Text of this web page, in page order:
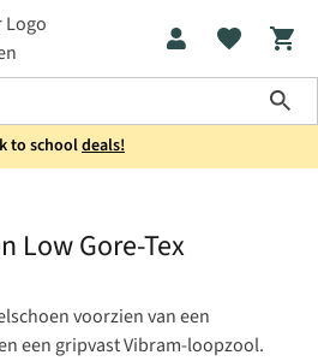
to schooldeals!
Low Gore-Tex
voorzien van een
een gripvast Vibram-loopzool.